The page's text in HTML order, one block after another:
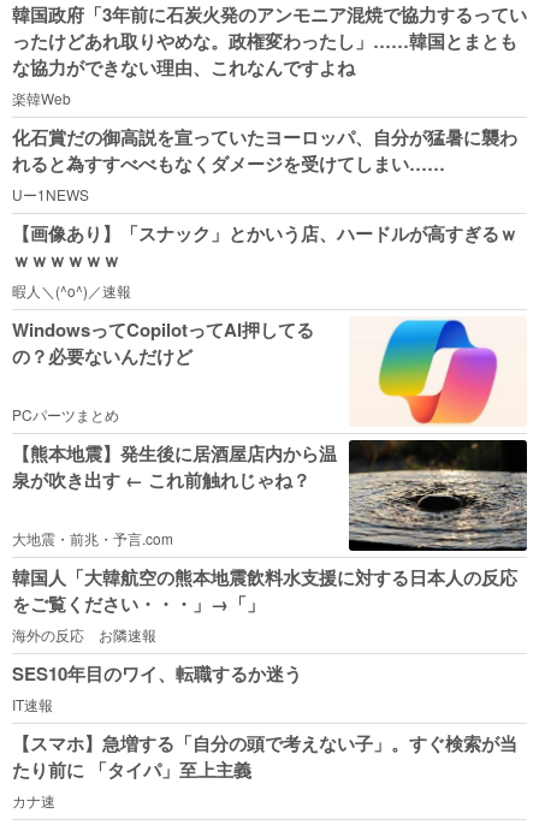
韓国政府「3年前に石炭火発のアンモニア混焼で協力するってい
ったけどあれ取りやめな。政権変わったし」……韓国とまとも
な協力ができない理由、これなんですよね
楽韓Web
化石賞だの御高説を宣っていたヨーロッパ、自分が猛暑に襲わ
れると為すすべべもなくダメージを受けてしまい……
Uー1NEWS
【画像あり】「スナック」とかいう店、ハードルが高すぎるｗ
ｗｗｗｗｗｗ
暇人＼(^o^)／速報
WindowsってCopilotってAI押してる
の？必要ないんだけど
PCパーツまとめ
【熊本地震】発生後に居酒屋店内から温
泉が吹き出す ← これ前触れじゃね？
大地震・前兆・予言.com
韓国人「大韓航空の熊本地震飲料水支援に対する日本人の反応
をご覧ください・・・」→「」
海外の反応 お隣速報
SES10年目のワイ、転職するか迷う
IT速報
【スマホ】急増する「自分の頭で考えない子」。すぐ検索が当
たり前に 「タイパ」至上主義
カナ速